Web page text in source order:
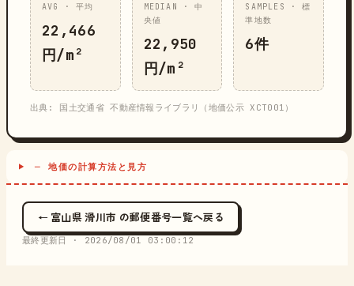
AVG · 平均
22,466
円/m²
MEDIAN · 中
央値
22,950
円/m²
SAMPLES · 標
準地数
6件
出典: 国土交通省 不動産情報ライブラリ（地価公示 XCT001）
─ 地価の計算方法と見方
← 富山県 滑川市 の郵便番号一覧へ戻る
最終更新日 · 2026/08/01 03:00:12